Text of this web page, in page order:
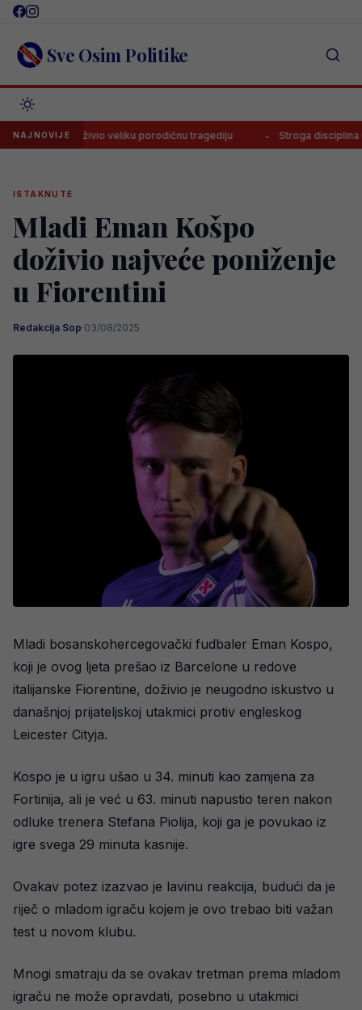
Skip
content Sve Osim Politike
NAJNOVIJE
doživio veliku porodičnu tragediju Stroga disciplina u Realu,
ISTAKNUTE
Mladi Eman Košpo
doživio najveće poniženje
u Fiorentini
Redakcija Sop·03/08/2025
Mladi bosanskohercegovački fudbaler Eman Kospo,
koji je ovog ljeta prešao iz Barcelone u redove
italijanske Fiorentine, doživio je neugodno iskustvo u
današnjoj prijateljskoj utakmici protiv engleskog
Leicester Cityja.
Kospo je u igru ušao u 34. minuti kao zamjena za
Fortinija, ali je već u 63. minuti napustio teren nakon
odluke trenera Stefana Piolija, koji ga je povukao iz
igre svega 29 minuta kasnije.
Ovakav potez izazvao je lavinu reakcija, budući da je
riječ o mladom igraču kojem je ovo trebao biti važan
test u novom klubu.
Mnogi smatraju da se ovakav tretman prema mladom
igraču ne može opravdati, posebno u utakmici